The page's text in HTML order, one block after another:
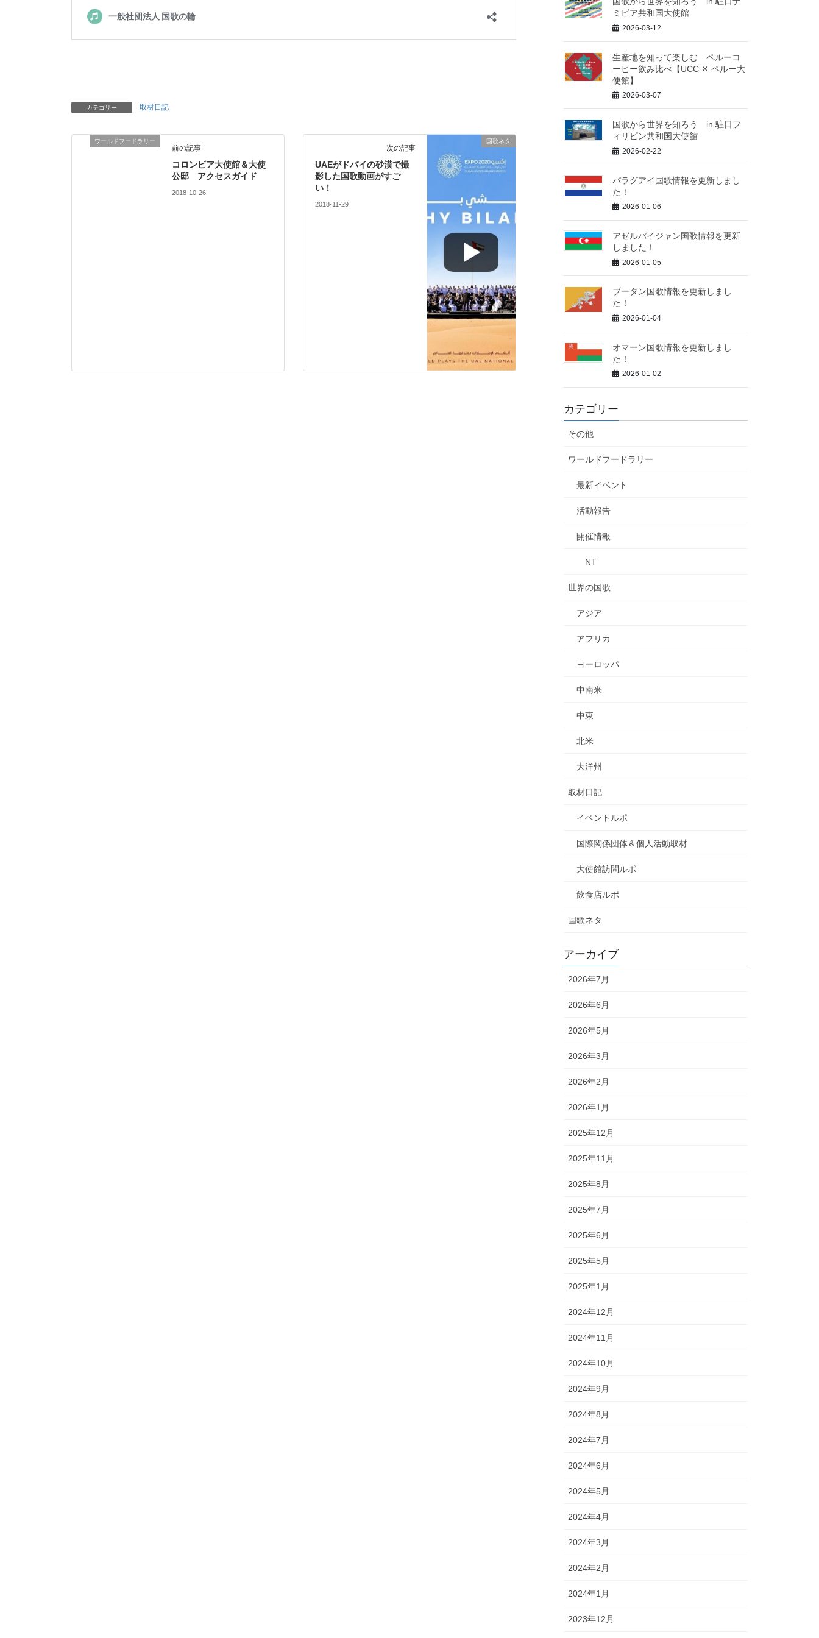
カテゴリー 取材日記
ワールドフードラリー
前の記事
コロンビア大使館＆大使
公邸 アクセスガイド
2018-10-26
国歌ネタ
次の記事
UAEがドバイの砂漠で撮
影した国歌動画がすご
い！
2018-11-29
ミビア共和国大使館
2026-03-12
生産地を知って楽しむ ペルーコ
ーヒー飲み比べ【UCC ✕ ペルー大
使館】
2026-03-07
国歌から世界を知ろう in 駐日フ
ィリピン共和国大使館
2026-02-22
パラグアイ国歌情報を更新しまし
た！
2026-01-06
アゼルバイジャン国歌情報を更新
しました！
2026-01-05
ブータン国歌情報を更新しまし
た！
2026-01-04
オマーン国歌情報を更新しまし
た！
2026-01-02
カテゴリー
その他
ワールドフードラリー
最新イベント
活動報告
開催情報
NT
世界の国歌
アジア
アフリカ
ヨーロッパ
中南米
中東
北米
大洋州
取材日記
イベントルポ
国際関係団体＆個人活動取材
大使館訪問ルポ
飲食店ルポ
国歌ネタ
アーカイブ
2026年7月
2026年6月
2026年5月
2026年3月
2026年2月
2026年1月
2025年12月
2025年11月
2025年8月
2025年7月
2025年6月
2025年5月
2025年1月
2024年12月
2024年11月
2024年10月
2024年9月
2024年8月
2024年7月
2024年6月
2024年5月
2024年4月
2024年3月
2024年2月
2024年1月
2023年12月